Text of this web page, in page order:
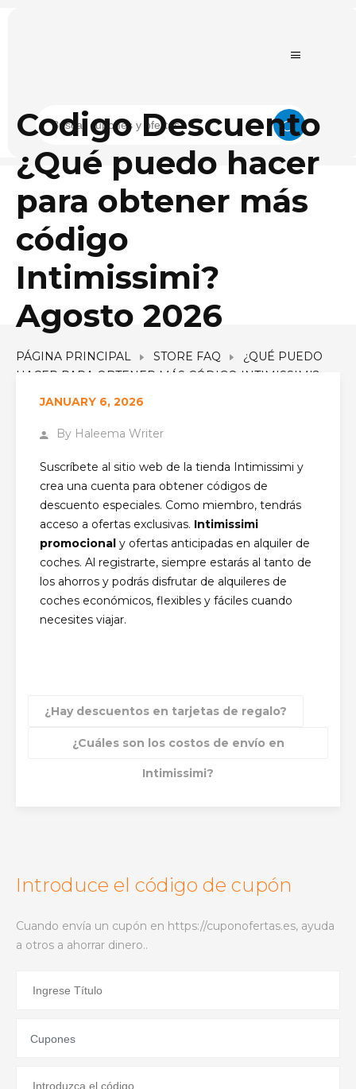
Codigo Descuento
¿Qué puedo hacer
para obtener más
código
Intimissimi?
Agosto 2026
PÁGINA PRINCIPAL STORE FAQ
¿QUÉ PUEDO
HACER PARA OBTENER MÁS CÓDIGO INTIMISSIMI?
JANUARY 6, 2026
By Haleema Writer
Suscríbete al sitio web de la tienda Intimissimi y
crea una cuenta para obtener códigos de
descuento especiales. Como miembro, tendrás
acceso a ofertas exclusivas. Intimissimi
promocional y ofertas anticipadas en alquiler de
coches. Al registrarte, siempre estarás al tanto de
los ahorros y podrás disfrutar de alquileres de
coches económicos, flexibles y fáciles cuando
necesites viajar.
¿Hay descuentos en tarjetas de regalo?
¿Cuáles son los costos de envío en
Intimissimi?
Introduce el código de cupón
Cuando envía un cupón en https://cuponofertas.es, ayuda
a otros a ahorrar dinero..